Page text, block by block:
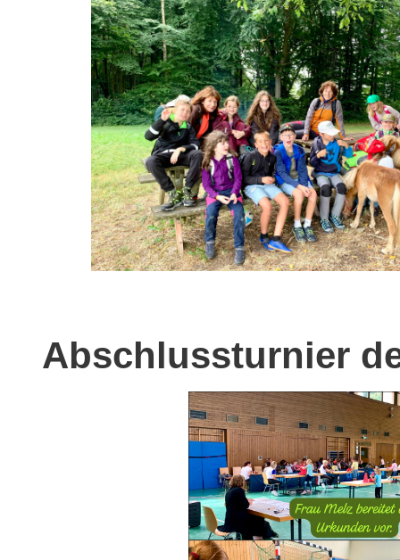
Abschlussturnier